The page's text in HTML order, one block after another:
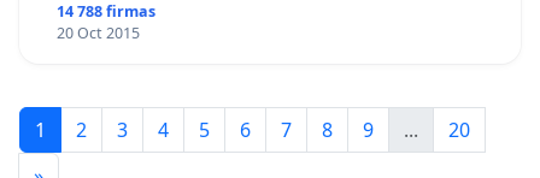
14 788 firmas
20 Oct 2015
1 2 3 4 5 6 7 8 9 ...
20